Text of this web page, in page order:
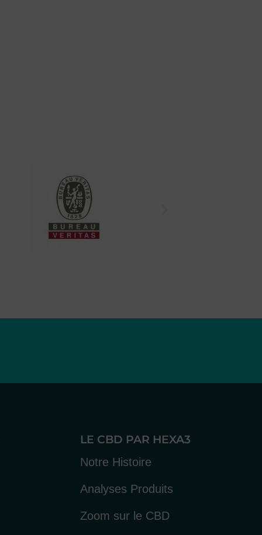
LE CBD PAR HEXA3
Notre Histoire
Analyses Produits
Zoom sur le CBD